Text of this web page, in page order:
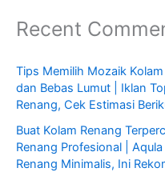
Recent
Tips Memilih Mozaik
dan Bebas Lumut | Iklan
Renang, Cek Estimasi
Buat Kolam Renang
Renang Profesional |
Renang Minimalis, Ini